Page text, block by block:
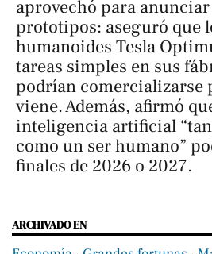
aprovechó para
prototipos: aseguró que
humanoides Tesla
tareas simples en sus
podrían comercializarse
viene. Además, afirmó
inteligencia artificial
como un ser humano”
finales de 2026 o 2027.
ARCHIVADO EN